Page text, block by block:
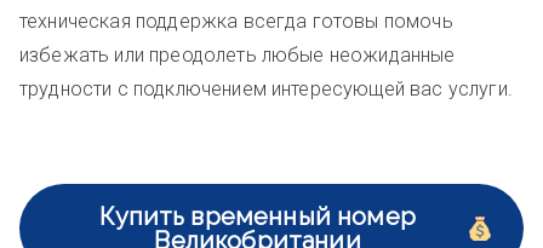
техническая поддержка всегда готовы помочь
избежать или преодолеть любые неожиданные
трудности с подключением интересующей вас услуги.
Купить временный номер
Великобритании